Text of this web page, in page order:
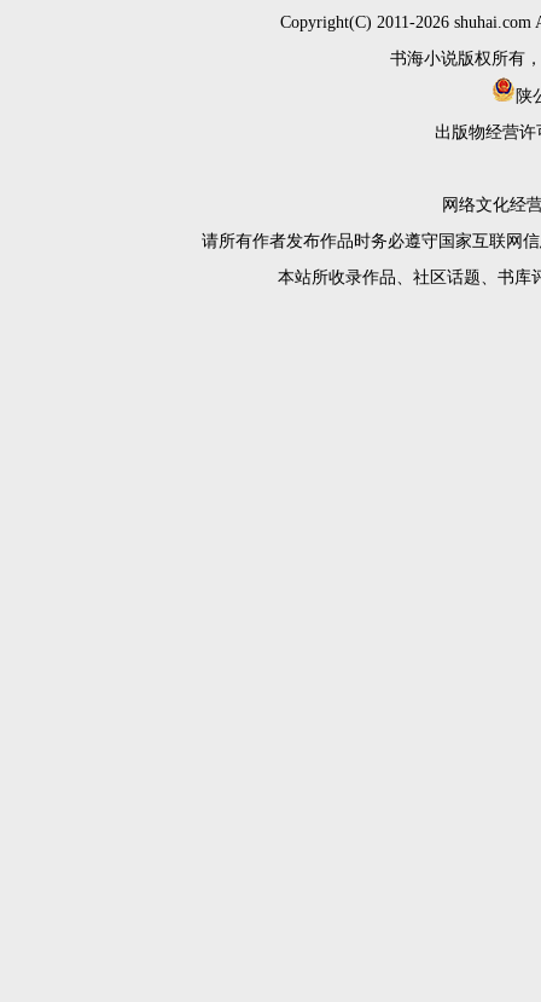
Copyright(C) 2011-2026
书海小说版权所有
陕
出版物经营许
网络文化经
请所有作者发布作品时务必遵守国家互联网
本站所收录作品、社区话题、书库